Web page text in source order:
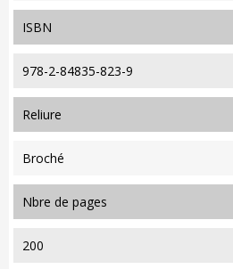
ISBN
978-2-84835-823-9
reliure
Broché
nbre de pages
200